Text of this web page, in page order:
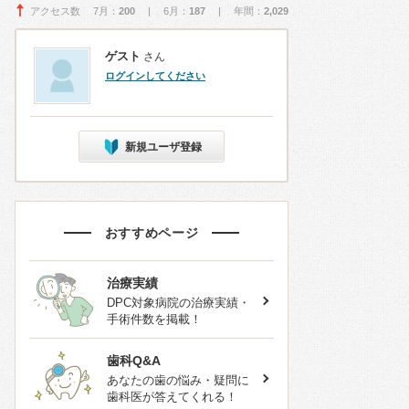
アクセス数 7月： 200 | 6月： 187 | 年間： 2,029
ゲスト さん
ログインしてください
新規ユーザ登録
おすすめページ
治療実績
DPC対象病院の治療実績・
手術件数を掲載！
歯科Q&A
あなたの歯の悩み・疑問に
歯科医が答えてくれる！